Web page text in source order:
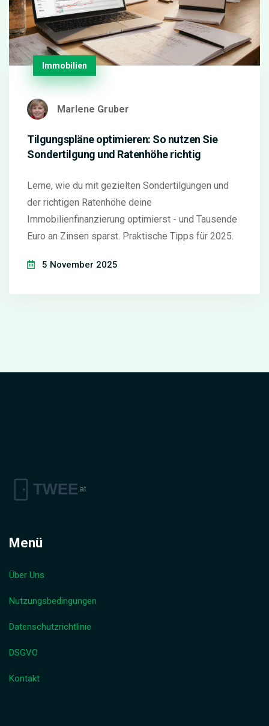
Immobilien
Marlene Gruber
Tilgungspläne optimieren: So nutzen Sie
Sondertilgung und Ratenhöhe richtig
Lerne, wie du mit gezielten Sondertilgungen und
der richtigen Ratenhöhe deine
Immobilienfinanzierung optimierst - und Tausende
Euro an Zinsen sparst. Praktische Tipps für 2025.
5 November 2025
Menü
Über Uns
Nutzungsbedingungen
Datenschutzrichtlinie
DSGVO
Kontakt